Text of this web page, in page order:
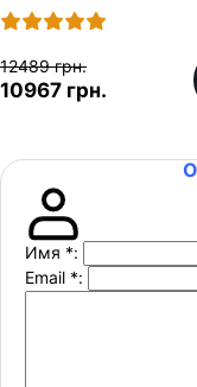
12489 грн.
10967 грн.
Имя *:
Email *: